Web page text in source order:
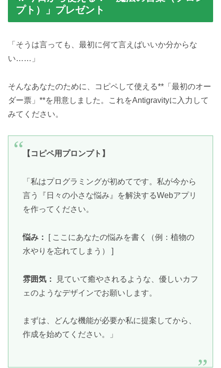
プト）」プレゼント
「そうは言っても、最初に何て言えばいいか分からな
い……」
そんなあなたのために、コピペして使える**「最初のオー
ダー票」**を用意しました。これをAntigravityに入力して
みてください。
【コピペ用プロンプト】
「私はプログラミングが初めてです。私が今から
言う『日々の小さな悩み』を解決するWebアプリ
を作ってください。
悩み：
[ ここにあなたの悩みを書く（例：植物の
水やりを忘れてしまう） ]
雰囲気：
見ていて癒やされるような、優しいカフ
ェのようなデザインでお願いします。
まずは、どんな機能が必要か私に提案してから、
作成を始めてください。」